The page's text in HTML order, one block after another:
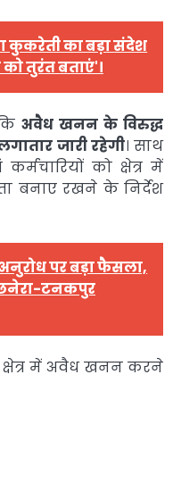
कुकरेती का बड़ा संदेश
तुरंत बताएं'।
अवैध खनन के विरुद्ध
जारी रहेगी। साथ
को क्षेत्र में
बनाए रखने के निर्देश
पर बड़ा फैसला,
टनकपुर
क्षेत्र में अवैध खनन करने